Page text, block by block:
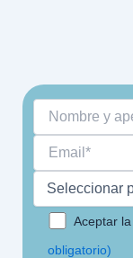
Aceptar la
obligatorio)